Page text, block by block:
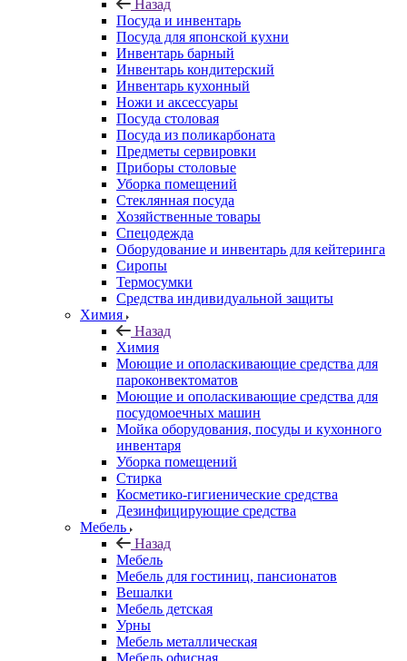
Назад
Посуда и инвентарь
Посуда для японской кухни
Инвентарь барный
Инвентарь кондитерский
Инвентарь кухонный
Ножи и аксессуары
Посуда столовая
Посуда из поликарбоната
Предметы сервировки
Приборы столовые
Уборка помещений
Стеклянная посуда
Хозяйственные товары
Спецодежда
Оборудование и инвентарь для кейтеринга
Сиропы
Термосумки
Средства индивидуальной защиты
Химия
Назад
Химия
Моющие и ополаскивающие средства для
пароконвектоматов
Моющие и ополаскивающие средства для
посудомоечных машин
Мойка оборудования, посуды и кухонного
инвентаря
Уборка помещений
Стирка
Косметико-гигиенические средства
Дезинфицирующие средства
Мебель
Назад
Мебель
Мебель для гостиниц, пансионатов
Вешалки
Мебель детская
Урны
Мебель металлическая
Мебель офисная